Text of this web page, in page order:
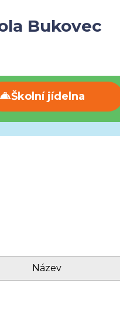
Bukovec
Školní jídelna
Název